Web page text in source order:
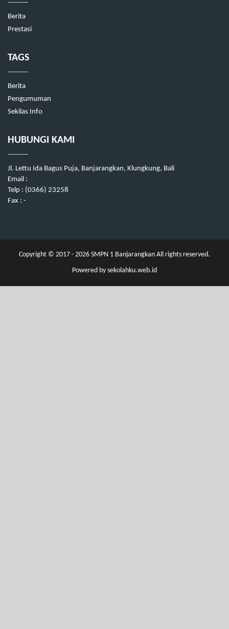
Berita
Prestasi
TAGS
Berita
Pengumuman
Sekilas Info
HUBUNGI KAMI
Jl. Lettu Ida Bagus Puja, Banjarangkan, Klungkung, Bali
Email :
Telp : (0366) 23258
Fax : -
Copyright © 2017 - 2026 SMPN 1 Banjarangkan All rights reserved.
Powered by sekolahku.web.id